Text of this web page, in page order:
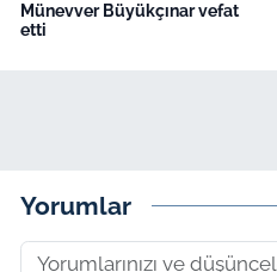
Münevver Büyükçınar vefat
etti
Yorumlar